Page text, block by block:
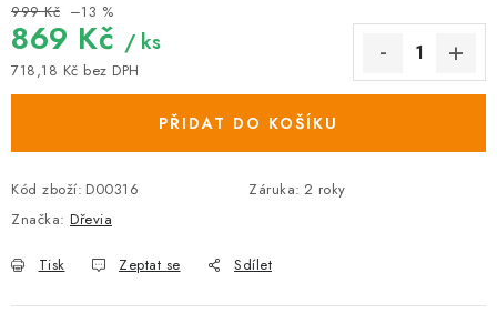
999 Kč –13 %
869 Kč / ks
718,18 Kč bez DPH
Měrná cena:
PŘIDAT DO KOŠÍKU
Kód zboží: D00316 Záruka: 2 roky
Značka: Dřevia
Tisk Zeptat se Sdílet